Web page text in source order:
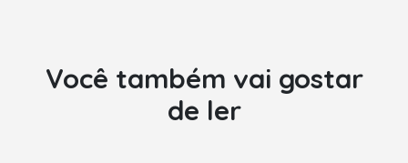
Você também vai gostar
de ler